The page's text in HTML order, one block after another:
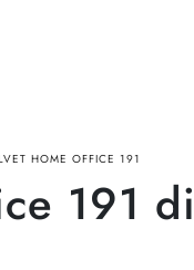
HOME OFFICE 191
191